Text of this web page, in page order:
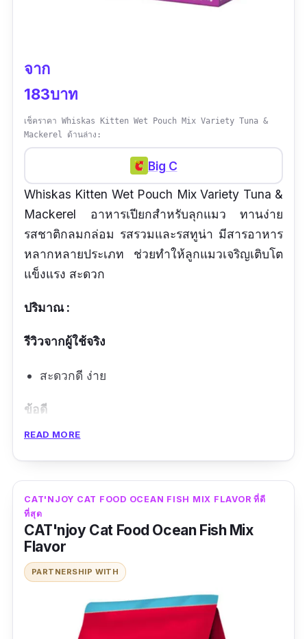
จาก
183บาท
เช็คราคา Whiskas Kitten Wet Pouch Mix Variety Tuna &
Mackerel ด้านล่าง:
Big C
Whiskas Kitten Wet Pouch Mix Variety Tuna &
Mackerel อาหารเปียกสำหรับลุกแมว ทานง่าย
รสชาติกลมกล่อม รสรวมและรสทูน่า มีสารอาหาร
หลากหลายประเภท ช่วยทำให้ลูกแมวเจริญเติบโต
แข็งแรง สะดวก
ปริมาณ :
รีวิวจากผู้ใช้จริง
สะดวกดี ง่าย
ข้อดี
มีสารอาหารเยอะ
ข้อเสีย
ราคาแพง
READ MORE
CAT'NJOY CAT FOOD OCEAN FISH MIX FLAVOR ที่ดี
ที่สุด
CAT'njoy Cat Food Ocean Fish Mix
Flavor
PARTNERSHIP WITH